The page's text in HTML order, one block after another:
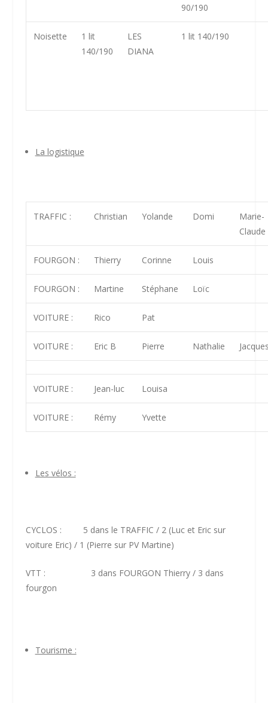
90/190
Noisette
1 lit
140/190
LES
DIANA
1 lit 140/190
La logistique
TRAFFIC : Christian Yolande Domi
Marie-
Claude
FOURGON : Thierry Corinne Louis
FOURGON : Martine Stéphane Loïc
VOITURE : Rico Pat
VOITURE : Eric B Pierre Nathalie
VOITURE : Jean-luc Louisa
VOITURE : Rémy Yvette
Les vélos :
CYCLOS : 5 dans le TRAFFIC / 2 (Luc et Eric sur
voiture Eric) / 1 (Pierre sur PV Martine)
VTT : 3 dans FOURGON Thierry / 3 dans
fourgon
Tourisme :